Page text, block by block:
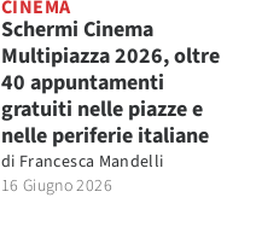
CINEMA
Schermi Cinema
Multipiazza 2026, oltre
40 appuntamenti
gratuiti nelle piazze e
nelle periferie italiane
di Francesca Mandelli
16 Giugno 2026